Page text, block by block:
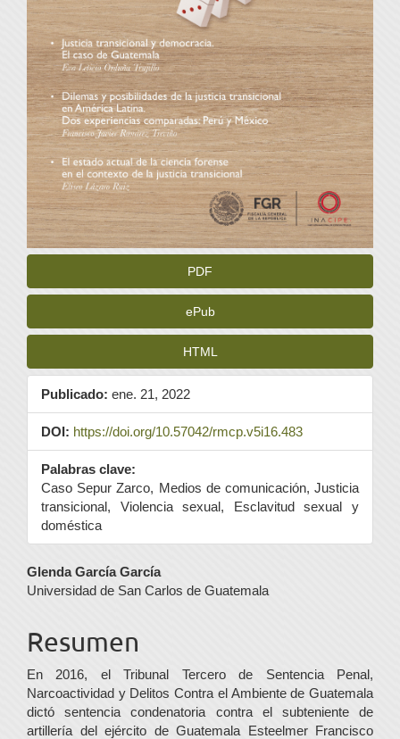
PDF
ePub
HTML
Publicado: ene. 21, 2022
DOI: https://doi.org/10.57042/rmcp.v5i16.483
Palabras clave:
Caso Sepur Zarco, Medios de comunicación, Justicia
transicional, Violencia sexual, Esclavitud sexual y
doméstica
Contenido
principal
del
artículo
Glenda García García
Universidad de San Carlos de Guatemala
Resumen
En 2016, el Tribunal Tercero de Sentencia Penal,
Narcoactividad y Delitos Contra el Ambiente de Guatemala
dictó sentencia condenatoria contra el subteniente de
artillería del ejército de Guatemala Esteelmer Francisco